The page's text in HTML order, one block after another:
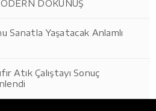
DOKUNUŞ
Sanatla Yaşatacak Anlamlı
Atık Çalıştayı Sonuç